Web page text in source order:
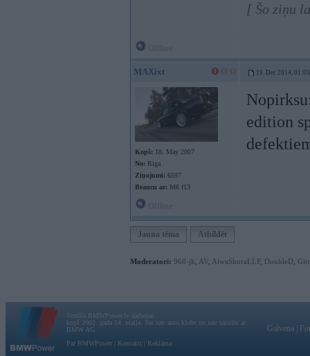
[ Šo ziņu
MAXixt 19. Dec 2014, 01:03
Kopš: 18. May 2007
No: Rīga
Ziņojumi: 6597
Braucu ar: M6 f13
edition
Jauna tēma Atbildēt
Moderatori: 968-jk AV AiwaShuraLLP, DoubleD
Vortāls BMWPower.lv darbojas
kopš 2002. gada 14. maija. Tas nav auto klubs un nav saistīts ar
BMW AG.
Par BMWPower
Kontakti Reklāma
Galvena